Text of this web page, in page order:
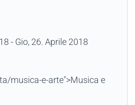
- Gio, 26. Aprile 2018
musica-e-arte">Musica e